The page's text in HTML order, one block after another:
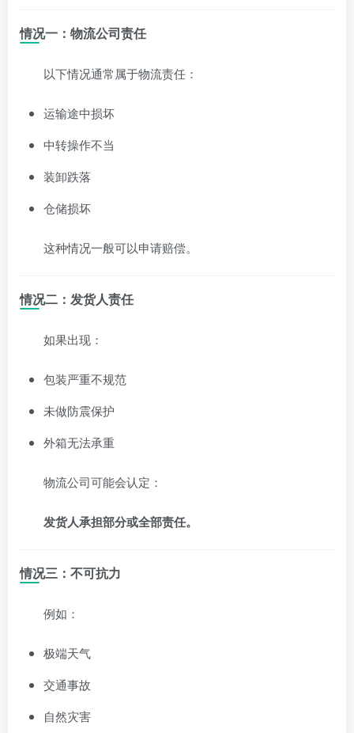
情况一：物流公司责任
以下情况通常属于物流责任：
运输途中损坏
中转操作不当
装卸跌落
仓储损坏
这种情况一般可以申请赔偿。
情况二：发货人责任
如果出现：
包装严重不规范
未做防震保护
外箱无法承重
物流公司可能会认定：
发货人承担部分或全部责任。
情况三：不可抗力
例如：
极端天气
交通事故
自然灾害